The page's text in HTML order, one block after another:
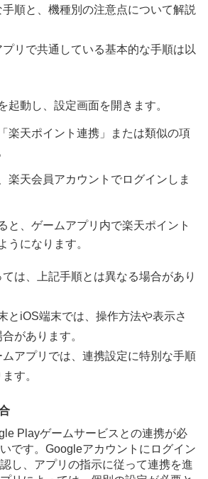
順と、機種別の注意点について解説
リで共通している基本的な手順は以
起動し、設定画面を開きます。
楽天ポイント連携」または類似の項
楽天会員アカウントでログインしま
と、ゲームアプリ内で楽天ポイント
うになります。
は、上記手順とは異なる場合があり
とiOS端末では、操作方法や表示さ
があります。
アプリでは、連携設定に特別な手順
す。
Playゲームサービスとの連携が必
です。Googleアカウントにログイン
し、アプリの指示に従って連携を進